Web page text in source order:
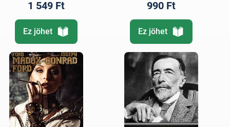
1 549 Ft
Ez jöhet
990 Ft
Ez jöhet